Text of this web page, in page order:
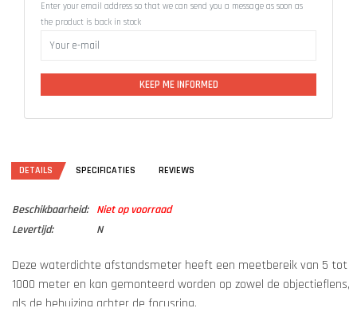
Enter your email address so that we can send you a message as soon as
the product is back in stock
KEEP ME INFORMED
DETAILS SPECIFICATIES REVIEWS
Beschikbaarheid:
Niet op voorraad
Levertijd:
N
Deze waterdichte afstandsmeter heeft een meetbereik van 5 tot
1000 meter en kan gemonteerd worden op zowel de objectieflens,
als de behuizing achter de focusring.